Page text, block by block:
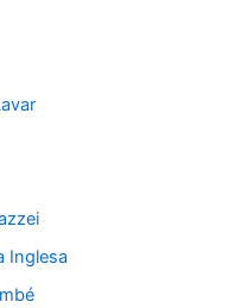
Inglesa